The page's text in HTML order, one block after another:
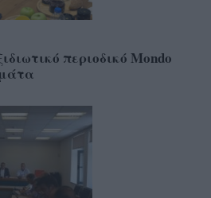
περιοδικό Mondo